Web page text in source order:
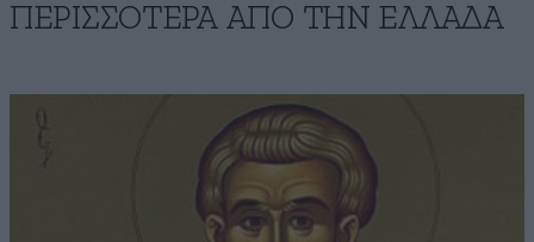
ΠΕΡΙΣΣΟΤΕΡΑ ΑΠΟ ΤΗΝ ΕΛΛΑΔΑ